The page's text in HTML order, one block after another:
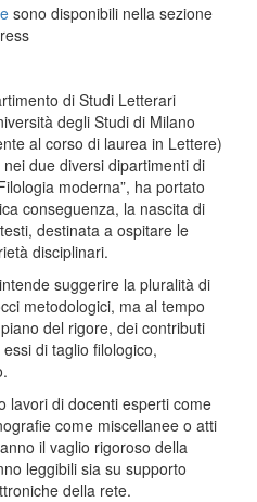
sono disponibili nella sezione
di Studi Letterari
degli Studi di Milano
al corso di laurea in Lettere)
due diversi dipartimenti di
moderna”, ha portato
conseguenza, la nascita di
destinata a ospitare le
disciplinari.
suggerire la pluralità di
metodologici, ma al tempo
del rigore, dei contributi
di taglio filologico,
lavori di docenti esperti come
come miscellanee o atti
il vaglio rigoroso della
leggibili sia su supporto
della rete.